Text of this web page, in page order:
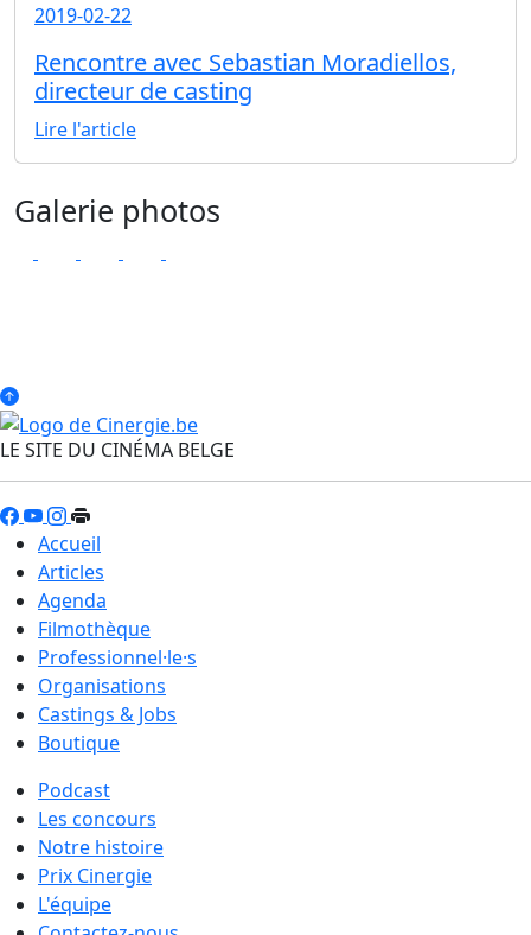
2019-02-22
Rencontre avec Sebastian Moradiellos,
directeur de casting
Lire l'article
Galerie photos
LE SITE DU CINÉMA BELGE
Accueil
Articles
Agenda
Filmothèque
Professionnel·le·s
Organisations
Castings & Jobs
Boutique
Podcast
Les concours
Notre histoire
Prix Cinergie
L'équipe